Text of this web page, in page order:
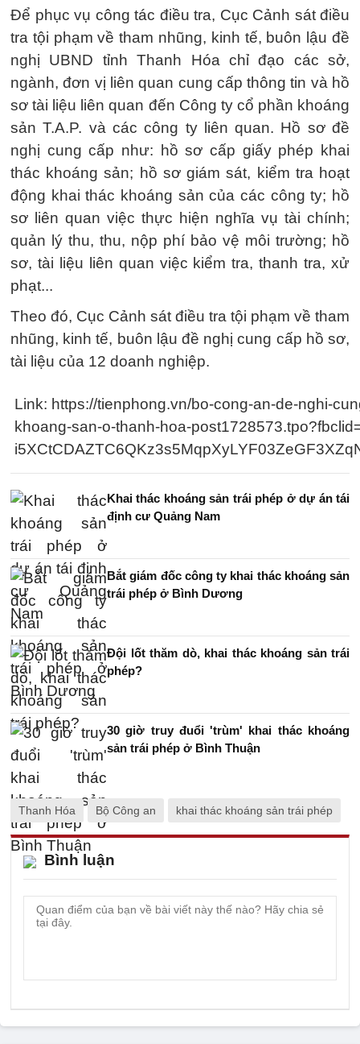
Để phục vụ công tác điều tra, Cục Cảnh sát điều
tra tội phạm về tham nhũng, kinh tế, buôn lậu đề
nghị UBND tỉnh Thanh Hóa chỉ đạo các sở,
ngành, đơn vị liên quan cung cấp thông tin và hồ
sơ tài liệu liên quan đến Công ty cổ phần khoáng
sản T.A.P. và các công ty liên quan. Hồ sơ đề
nghị cung cấp như: hồ sơ cấp giấy phép khai
thác khoáng sản; hồ sơ giám sát, kiểm tra hoạt
động khai thác khoáng sản của các công ty; hồ
sơ liên quan việc thực hiện nghĩa vụ tài chính;
quản lý thu, thu, nộp phí bảo vệ môi trường; hồ
sơ, tài liệu liên quan việc kiểm tra, thanh tra, xử
phạt...
Theo đó, Cục Cảnh sát điều tra tội phạm về tham
nhũng, kinh tế, buôn lậu đề nghị cung cấp hồ sơ,
tài liệu của 12 doanh nghiệp.
Link: https://tienphong.vn/bo-cong-an-de-nghi-
khoang-san-o-thanh-hoa-
Khai thác khoáng sản trái phép ở dự án tái
định cư Quảng Nam
Bắt giám đốc công ty khai thác khoáng sản
trái phép ở Bình Dương
Đội lốt thăm dò, khai thác khoáng sản trái
phép?
30 giờ truy đuổi 'trùm' khai thác khoáng
sản trái phép ở Bình Thuận
Thanh Hóa Bộ Công an khai thác khoáng sản trái phép
Bình luận